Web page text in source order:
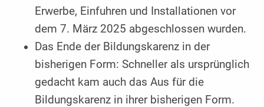
Erwerbe, Einfuhren und Installationen vor
dem 7. März 2025 abgeschlossen wurden.
Das Ende der Bildungskarenz in der
bisherigen Form: Schneller als ursprünglich
gedacht kam auch das Aus für die
Bildungskarenz in ihrer bisherigen Form.